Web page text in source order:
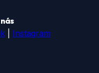
Instagram